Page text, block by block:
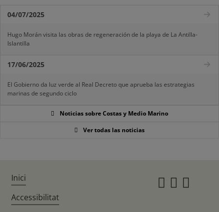
04/07/2025
Hugo Morán visita las obras de regeneración de la playa de La Antilla-
Islantilla
17/06/2025
El Gobierno da luz verde al Real Decreto que aprueba las estrategias
marinas de segundo ciclo
Noticias sobre Costas y Medio Marino
Ver todas las noticias
Inici
Accessibilitat